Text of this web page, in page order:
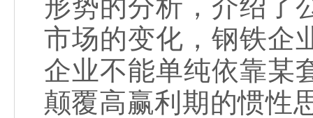
形势的分析，介绍了
市场的变化，钢铁企
企业不能单纯依靠某
颠覆高赢利期的惯性